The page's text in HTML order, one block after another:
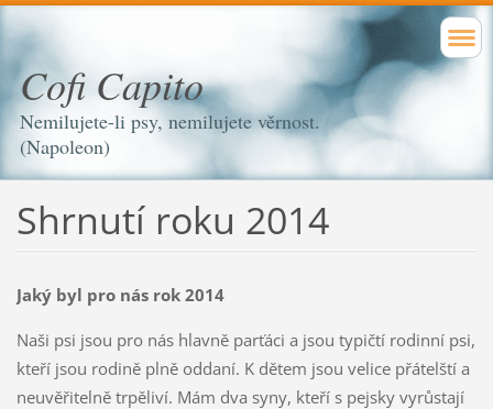
Cofi Capito
Nemilujete-li psy, nemilujete věrnost.
(Napoleon)
Shrnutí roku 2014
Jaký byl pro nás rok 2014
Naši psi jsou pro nás hlavně parťáci a jsou typičtí rodinní psi,
kteří jsou rodině plně oddaní. K dětem jsou velice přátelští a
neuvěřitelně trpěliví. Mám dva syny, kteří s pejsky vyrůstají